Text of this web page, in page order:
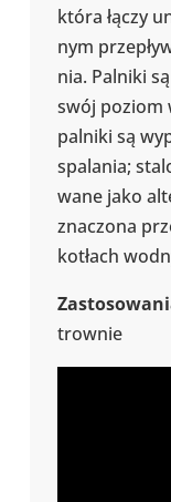
która łączy
nym
nia. Palniki
swój poziom
palniki są
spa­la­nia;
wane jako
zna­czona
kotłach
trow­nie